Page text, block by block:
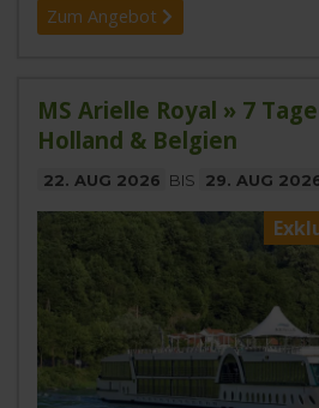
Zum Angebot
MS Arielle Royal » 7
Holland & Belgien
22. AUG 2026 BIS 29. AUG